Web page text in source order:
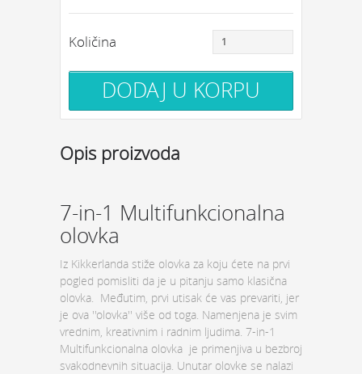
Količina
Opis proizvoda
7-in-1 Multifunkcionalna
olovka
Iz Kikkerlanda stiže olovka za koju ćete na prvi
pogled pomisliti da je u pitanju samo klasična
olovka. Međutim, prvi utisak će vas prevariti, jer
je ova ''olovka'' više od toga. Namenjena je svim
vrednim, kreativnim i radnim ljudima. 7-in-1
Multifunkcionalna olovka je primenjiva u bezbroj
svakodnevnih situacija. Unutar olovke se nalazi